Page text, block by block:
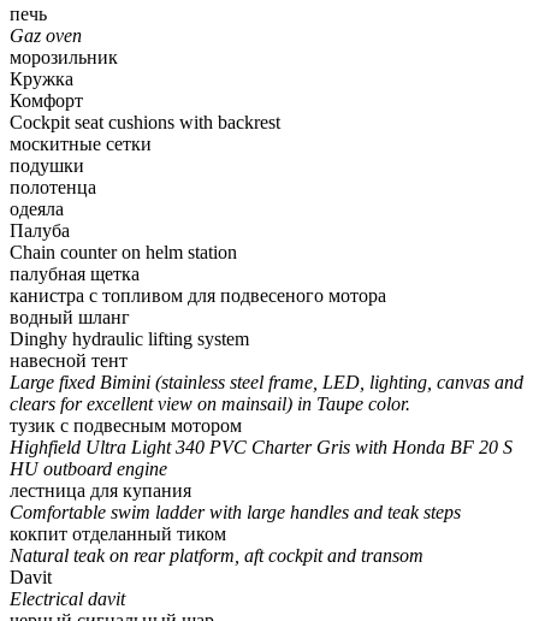
печь
Gaz oven
морозильник
Кружка
Комфорт
Cockpit seat cushions with backrest
москитные сетки
подушки
полотенца
одеяла
Палуба
Chain counter on helm station
палубная щетка
канистра с топливом для подвесеного мотора
водный шланг
Dinghy hydraulic lifting system
навесной тент
Large fixed Bimini (stainless steel frame, LED, lighting, canvas and
clears for excellent view on mainsail) in Taupe color.
тузик с подвесным мотором
Highfield Ultra Light 340 PVC Charter Gris with Honda BF 20 S
HU outboard engine
лестница для купания
Comfortable swim ladder with large handles and teak steps
кокпит отделанный тиком
Natural teak on rear platform, aft cockpit and transom
Davit
Electrical davit